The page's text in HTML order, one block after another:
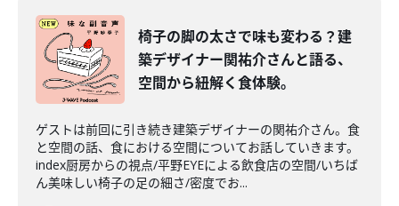
椅子の脚の太さで味も変わる？建
築デザイナー関祐介さんと語る、
空間から紐解く食体験。
ゲストは前回に引き続き建築デザイナーの関祐介さん。食
と空間の話、食における空間についてお話していきます。
index厨房からの視点/平野EYEによる飲食店の空間/いちば
ん美味しい椅子の足の細さ/密度でお...